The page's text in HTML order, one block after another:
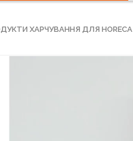
ХАРЧУВАННЯ ДЛЯ HORECA